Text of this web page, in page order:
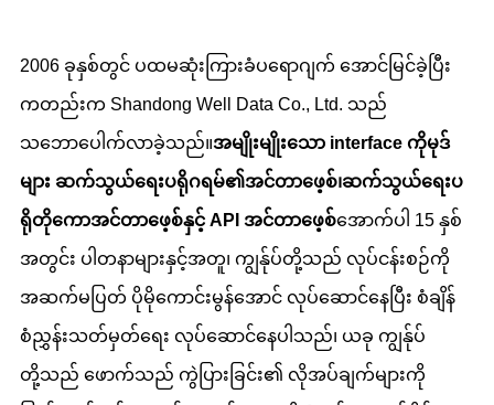
2006 ခုနှစ်တွင် ပထမဆုံးကြားခံပရောဂျက် အောင်မြင်ခဲ့ပြီး
ကတည်းက Shandong Well Data Co., Ltd. သည်
သဘောပေါက်လာခဲ့သည်။အမျိုးမျိုးသော interface ကိုမုဒ်
များ ဆက်သွယ်ရေးပရိုဂရမ်၏အင်တာဖေ့စ်၊ဆက်သွယ်ရေးပ
ရိုတိုကောအင်တာဖေ့စ်နှင့် API အင်တာဖေ့စ်အောက်ပါ 15 နှစ်
အတွင်း ပါတနာများနှင့်အတူ၊ ကျွန်ုပ်တို့သည် လုပ်ငန်းစဉ်ကို
အဆက်မပြတ် ပိုမိုကောင်းမွန်အောင် လုပ်ဆောင်နေပြီး စံချိန်
စံညွှန်းသတ်မှတ်ရေး လုပ်ဆောင်နေပါသည်၊ ယခု ကျွန်ုပ်
တို့သည် ဖောက်သည် ကွဲပြားခြင်း၏ လိုအပ်ချက်များကို